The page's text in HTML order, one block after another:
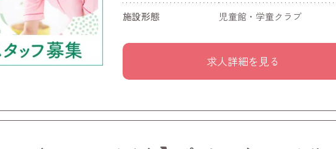
施設形態 児童館・学童クラブ
求人詳細を見る